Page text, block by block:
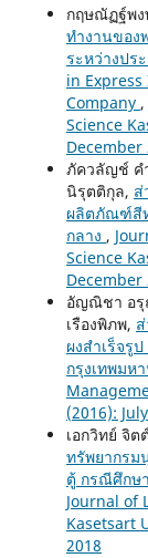
กฤษณัฏฐ์พ
ทำงานของ
ระหว่างปร
in
Company ,
Science
December
ภัควลัญช์ ค
นิรุตติกุล, ส่
ผลิตภัณฑ์สีท
กลาง ,
Science
December
อัญณิชา อรุ
เรืองพิภพ,
ผงสำเร็จรู
กรุงเทพมห
(2016):
เอกวิทย์ จิ
ทรัพยากรม
ตู้ กรณีศึกษ
Journal of
Kasetsart
2018